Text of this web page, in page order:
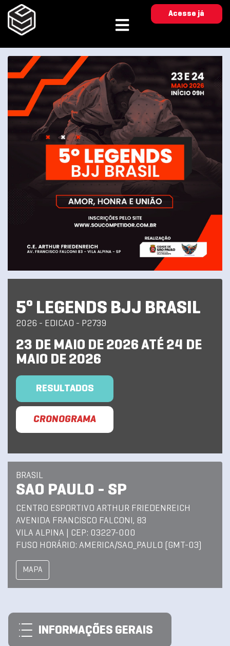
Acesse já
5º LEGENDS BJJ BRASIL
2026 - EDICAO - P2739
23 DE MAIO DE 2026 ATÉ 24 DE
MAIO DE 2026
RESULTADOS
CRONOGRAMA
BRASIL
SAO PAULO - SP
CENTRO ESPORTIVO ARTHUR FRIEDENREICH
AVENIDA FRANCISCO FALCONI, 83
VILA ALPINA | CEP: 03227-000
FUSO HORÁRIO: AMERICA/SAO_PAULO (GMT-03)
MAPA
INFORMAÇÕES GERAIS